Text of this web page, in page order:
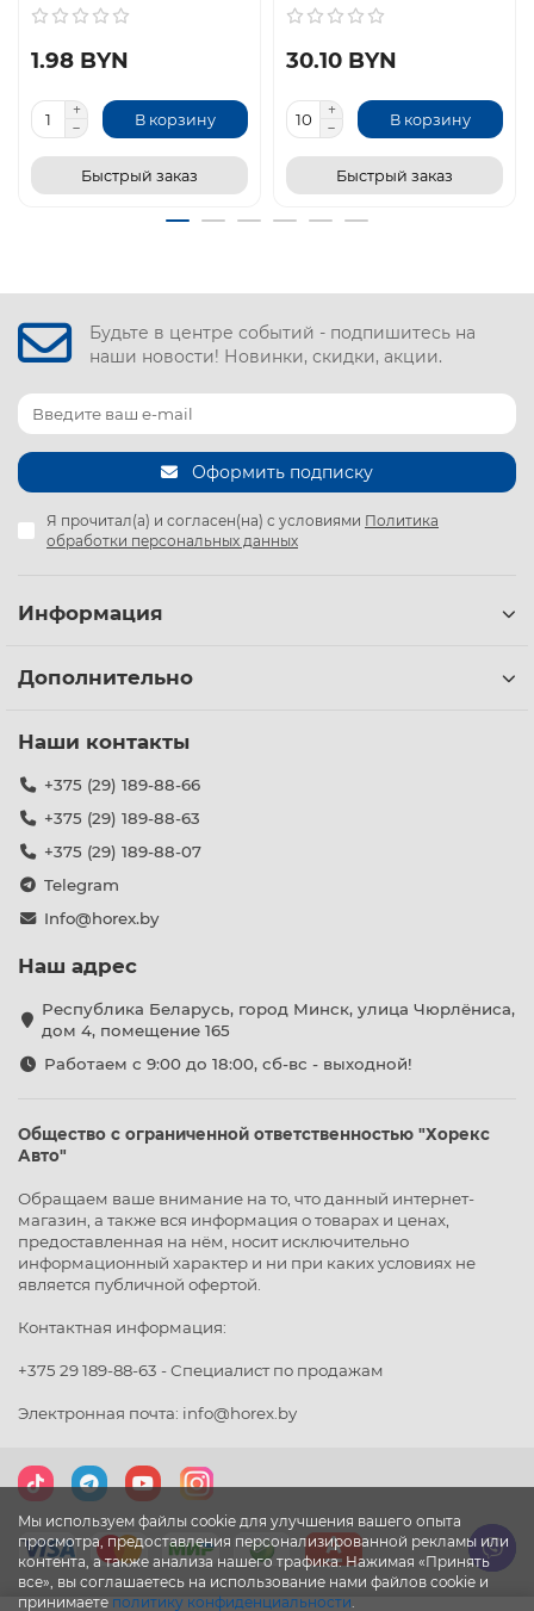
1.98 BYN
В корзину
Быстрый заказ
30.10 BYN
В корзину
Быстрый заказ
Мы используем файлы cookie для улучшения вашего опыта
просмотра, предоставления персонализированной рекламы или
контента, а также анализа нашего трафика. Нажимая «Принять
все», вы соглашаетесь на использование нами файлов cookie и
принимаете политику конфиденциальности.
Будьте в центре событий - подпишитесь на
наши новости! Новинки, скидки, акции.
Оформить подписку
Я прочитал(а) и согласен(на) с условиями Политика
обработки персональных данных
Информация
Дополнительно
Наши контакты
+375 (29) 189-88-66
+375 (29) 189-88-63
+375 (29) 189-88-07
Telegram
Info@horex.by
Наш адрес
Республика Беларусь, город Минск, улица Чюрлёниса,
дом 4, помещение 165
Работаем с 9:00 до 18:00, сб-вс - выходной!
Общество с ограниченной ответственностью "Хорекс
Авто"
Обращаем ваше внимание на то, что данный интернет-
магазин, а также вся информация о товарах и ценах,
предоставленная на нём, носит исключительно
информационный характер и ни при каких условиях не
является публичной офертой.
Контактная информация:
+375 29 189-88-63 - Специалист по продажам
Электронная почта: info@horex.by